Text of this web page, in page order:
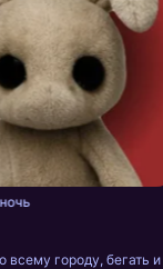
всему городу, бегать и